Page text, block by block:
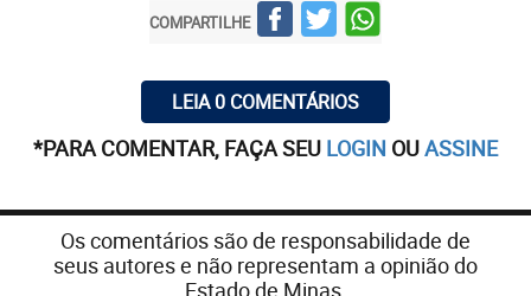
COMPARTILHE
LEIA 0 COMENTÁRIOS
*PARA COMENTAR, FAÇA SEU LOGIN OUASSINE
Os comentários são de responsabilidade de
seus autores e não representam a opinião do
Estado de Minas.